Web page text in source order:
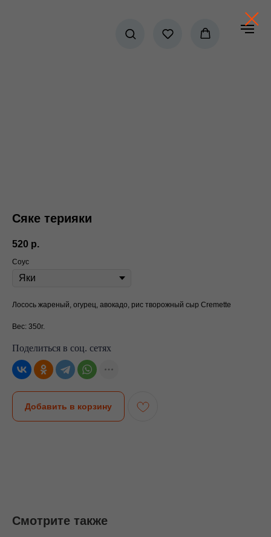
Сяке терияки
520 р.
Соус
Лосось жареный, огурец, авокадо, рис творожный сыр Cremette
Вес: 350г.
Поделиться в соц. сетях
Добавить в корзину
Смотрите также